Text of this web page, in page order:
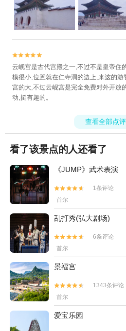


云岘宫是古代宫殿之一,不过不是皇帝住
模很小,位置就在仁寺洞的边上,来这的
宫的大,不过云岘宫是完全免费对外开放
动,挺有趣的。
查看全部点评
看了该景点的人还看了
《JUMP》武术表演


1条评论
首尔
乱打秀(弘大剧场)


6条评论
首尔
景福宫


1343条评论
首尔
爱宝乐园